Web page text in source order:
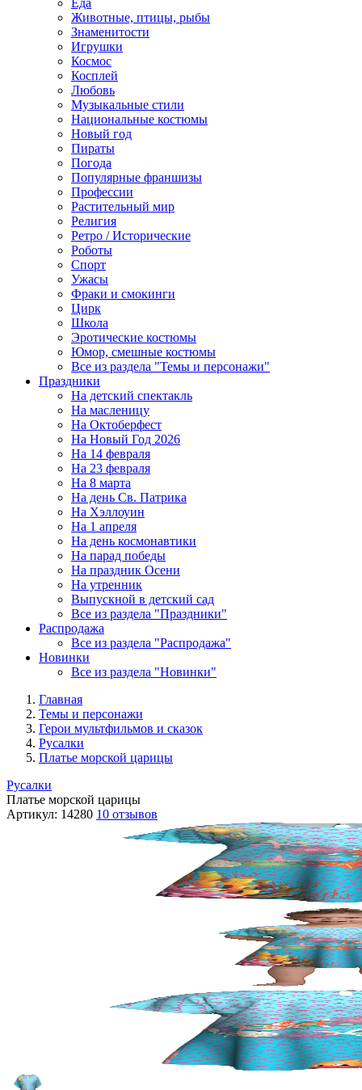
Еда
Животные, птицы, рыбы
Знаменитости
Игрушки
Космос
Косплей
Любовь
Музыкальные стили
Национальные костюмы
Новый год
Пираты
Погода
Популярные франшизы
Профессии
Растительный мир
Религия
Ретро / Исторические
Роботы
Спорт
Ужасы
Фраки и смокинги
Цирк
Школа
Эротические костюмы
Юмор, смешные костюмы
Все из раздела "Темы и персонажи"
Праздники
На детский спектакль
На масленицу
На Октоберфест
На Новый Год 2026
На 14 февраля
На 23 февраля
На 8 марта
На день Св. Патрика
На Хэллоуин
На 1 апреля
На день космонавтики
На парад победы
На праздник Осени
На утренник
Выпускной в детский сад
Все из раздела "Праздники"
Распродажа
Все из раздела "Распродажа"
Новинки
Все из раздела "Новинки"
Главная
Темы и персонажи
Герои мультфильмов и сказок
Русалки
Платье морской царицы
Русалки
Платье морской царицы
Артикул: 14280 10 отзывов